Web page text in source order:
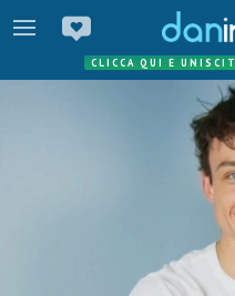
CLICCA QUI E